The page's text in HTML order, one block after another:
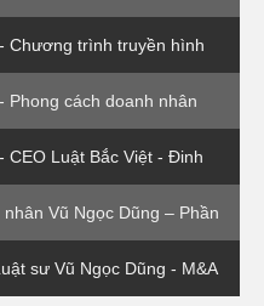
Chương trình truyền hình
- Luật sư và Doanh nghiệp
Phong cách doanh nhân
CEO Luật Bắc Việt - Đinh
Vũ Ngọc Dũng – Phần
sư Vũ Ngọc Dũng - M&A